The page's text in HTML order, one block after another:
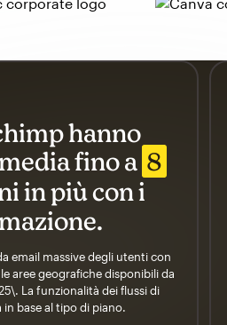
hanno
fino a 8
in più con i
email massive degli utenti con
aree geografiche disponibili da
La funzionalità dei flussi di
base al tipo di piano.